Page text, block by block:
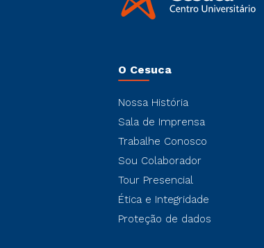
O Cesuca
Nossa História
Sala de Imprensa
Trabalhe Conosco
Sou Colaborador
Tour Presencial
Ética e Integridade
Proteção de dados